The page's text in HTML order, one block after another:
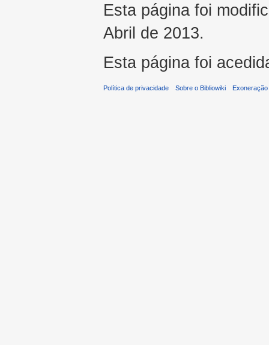
Esta página foi
Abril de 2013.
Esta página foi
Política de privacidade Sobre o Bibliowiki